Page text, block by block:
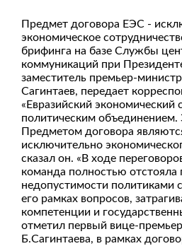
Предмет договора ЕЭС -
экономическое
брифинга на базе Службы
коммуникаций при
заместитель премьер-
Сагинтаев, передает
«Евразийский экономический
политическим объединением.
Предметом договора
исключительно
сказал он. «В ходе
команда полностью
недопустимости политиками
его рамках вопросов,
компетенции и
отметил первый вице-
Б.Сагинтаева, в рамках